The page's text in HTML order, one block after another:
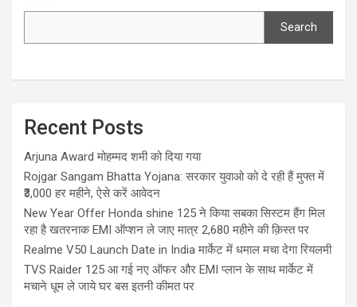
Search
Recent Posts
Arjuna Award मोहम्मद शमी को दिया गया
Rojgar Sangam Bhatta Yojana: सरकार युवाओ को दे रही हैं मुफ्त में
₹3,000 हर महीने, ऐसे करें आवेदन
New Year Offer Honda shine 125 ने किया सबका सिस्टम हैंग मिल
रहा है खतरनाक EMI ऑप्शन ले जाए मात्र 2,680 महीने की क़िस्त पर
Realme V50 Launch Date in India मार्केट में धमाल मचा देगा रियलमी
TVS Raider 125 आ गई नए ऑफर और EMI प्लान के साथ मार्केट में
मचाने धूम ले जाये घर बस इतनी कीमत पर